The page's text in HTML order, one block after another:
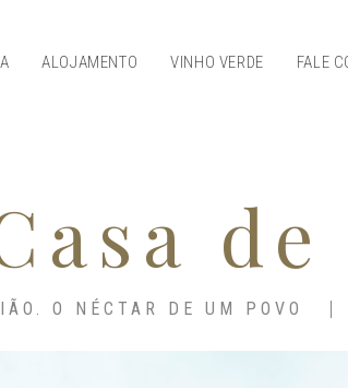
ALOJAMENTO VINHO VERDE FALE
de
O NÉCTAR DE UM POVO